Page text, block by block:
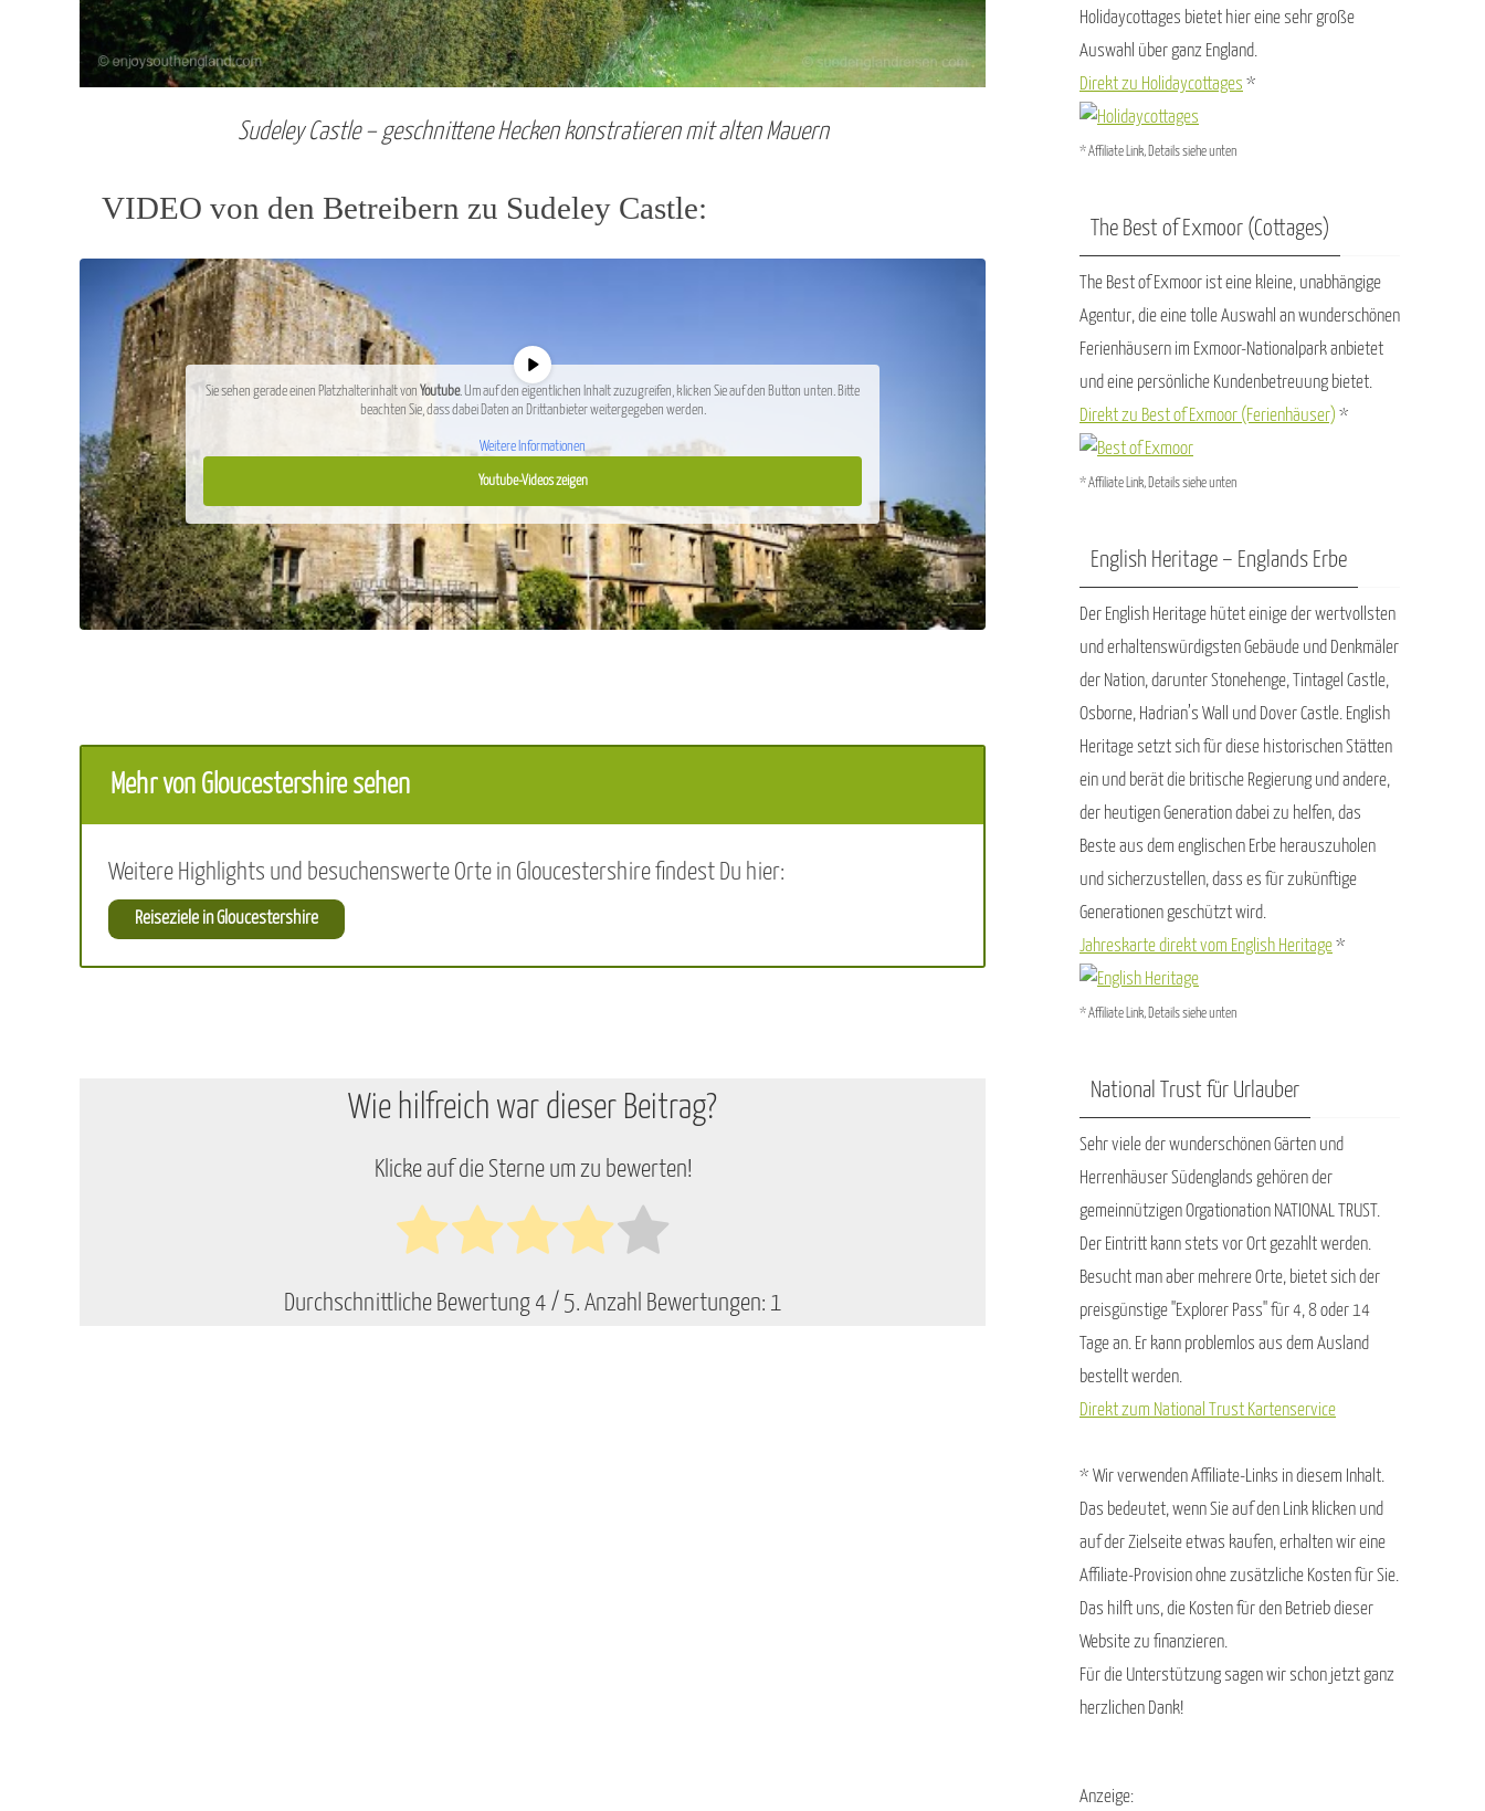
Sudeley Castle – geschnittene Hecken konstratieren mit alten Mauern
VIDEO von den Betreibern zu Sudeley Castle:
Sie sehen gerade einen Platzhalterinhalt von Youtube. Um auf den eigentlichen Inhalt zuzugreifen, klicken Sie auf den Button unten. Bitte
beachten Sie, dass dabei Daten an Drittanbieter weitergegeben werden.
Weitere Informationen
Youtube-Videos zeigen
Mehr von Gloucestershire sehen
Weitere Highlights und besuchenswerte Orte in Gloucestershire findest Du hier:
Reiseziele in Gloucestershire
Wie hilfreich war dieser Beitrag?
Klicke auf die Sterne um zu bewerten!
Durchschnittliche Bewertung 4 / 5. Anzahl Bewertungen: 1
Holidaycottages bietet hier eine sehr große
Auswahl über ganz England.
Direkt zu Holidaycottages *
* Affiliate Link, Details siehe unten
The Best of Exmoor (Cottages)
The Best of Exmoor ist eine kleine, unabhängige
Agentur, die eine tolle Auswahl an wunderschönen
Ferienhäusern im Exmoor-Nationalpark anbietet
und eine persönliche Kundenbetreuung bietet.
Direkt zu Best of Exmoor (Ferienhäuser) *
* Affiliate Link, Details siehe unten
English Heritage – Englands Erbe
Der English Heritage hütet einige der wertvollsten
und erhaltenswürdigsten Gebäude und Denkmäler
der Nation, darunter Stonehenge, Tintagel Castle,
Osborne, Hadrian’s Wall und Dover Castle. English
Heritage setzt sich für diese historischen Stätten
ein und berät die britische Regierung und andere,
der heutigen Generation dabei zu helfen, das
Beste aus dem englischen Erbe herauszuholen
und sicherzustellen, dass es für zukünftige
Generationen geschützt wird.
Jahreskarte direkt vom English Heritage*
* Affiliate Link, Details siehe unten
National Trust für Urlauber
Sehr viele der wunderschönen Gärten und
Herrenhäuser Südenglands gehören der
gemeinnützigen Orgationation NATIONAL TRUST.
Der Eintritt kann stets vor Ort gezahlt werden.
Besucht man aber mehrere Orte, bietet sich der
preisgünstige "Explorer Pass" für 4, 8 oder 14
Tage an. Er kann problemlos aus dem Ausland
bestellt werden.
Direkt zum National Trust Kartenservice
* Wir verwenden Affiliate-Links in diesem Inhalt.
Das bedeutet, wenn Sie auf den Link klicken und
auf der Zielseite etwas kaufen, erhalten wir eine
Affiliate-Provision ohne zusätzliche Kosten für Sie.
Das hilft uns, die Kosten für den Betrieb dieser
Website zu finanzieren.
Für die Unterstützung sagen wir schon jetzt ganz
herzlichen Dank!
Anzeige: